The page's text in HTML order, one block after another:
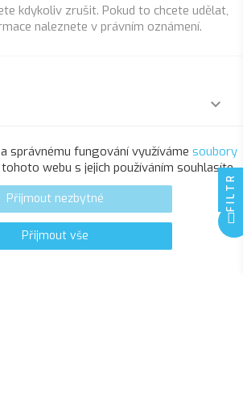
kdykoliv zrušit. Pokud to chcete udělat,
naleznete v právním oznámení.


správnému fungování využíváme soubory
webu s jejich používáním souhlasíte.
Přijmout nezbytné
Přijmout vše
spol. s r.o.
FILTR